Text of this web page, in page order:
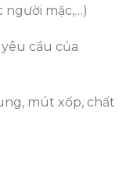
mặc,…)
cầu của
mút xốp, chất